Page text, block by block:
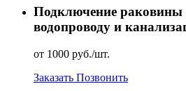
Подключение раковины
водопроводу и
от 1000 руб./шт.
Заказать Позвонить